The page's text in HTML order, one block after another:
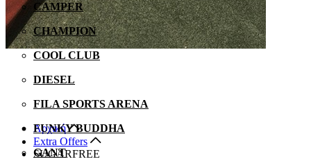
CAMPER
CHAMPION
COOL CLUB
DIESEL
FILA SPORTS ARENA
FUNKY BUDDHA
GANT
Αρχική
Extra Offers
SUGARFREE